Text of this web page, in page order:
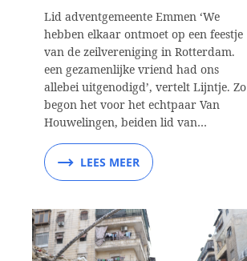
Lid adventgemeente Emmen ‘We
hebben elkaar ontmoet op een feestje
van de zeilvereniging in Rotterdam.
een gezamenlijke vriend had ons
allebei uitgenodigd’, vertelt Lijntje. Zo
begon het voor het echtpaar Van
Houwelingen, beiden lid van…
LEES MEER